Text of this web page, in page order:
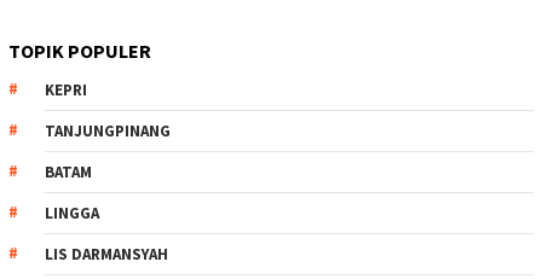
TOPIK POPULER
KEPRI
TANJUNGPINANG
BATAM
LINGGA
LIS DARMANSYAH